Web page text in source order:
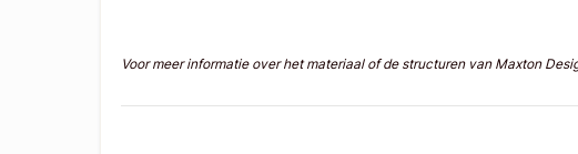
Voor meer informatie over het materiaal of de structuren van Maxton